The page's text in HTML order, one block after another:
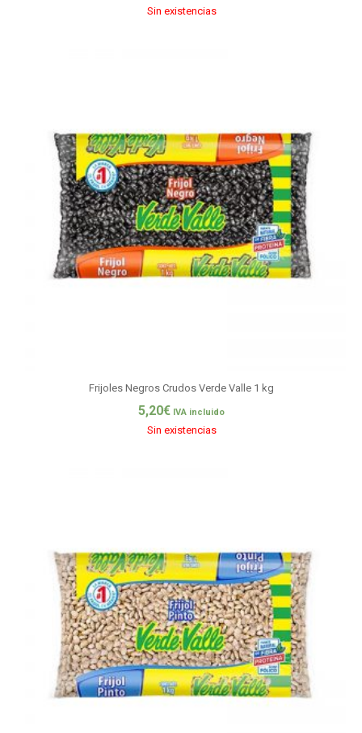
Sin existencias
Frijoles Negros Crudos Verde Valle 1 kg
5,20€ IVA incluido
Sin existencias